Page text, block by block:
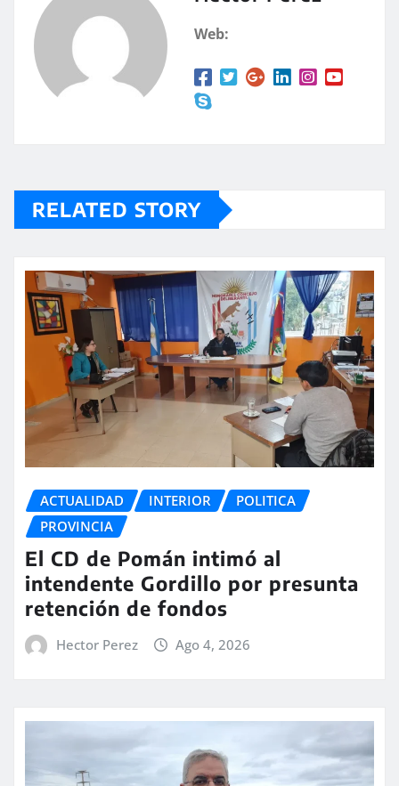
p
rt Web:
RELATED STORY
ACTUALIDAD INTERIOR
POLITICA
PROVINCIA
El CD de Pomán intimó al
intendente Gordillo por presunta
retención de fondos
Hector Perez Ago 4, 2026